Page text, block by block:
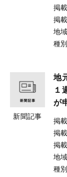
掲
掲
地域
種別
新聞記事
地
１
が
掲
掲
掲
地域
種別